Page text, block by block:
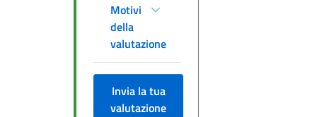
Motivi
della
valutazione
Invia la tua
valutazione